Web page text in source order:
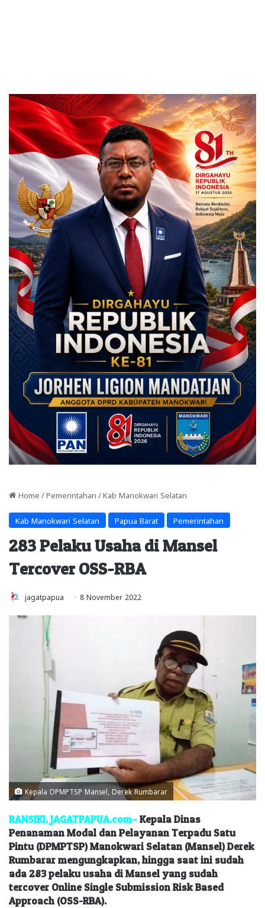
Home / Pemerintahan / Kab Manokwari Selatan
Kab Manokwari Selatan Papua Barat Pemerintahan
283 Pelaku Usaha di Mansel
Tercover OSS-RBA
jagatpapua 8 November 2022
Kepala DPMPTSP Mansel, Derek Rumbarar
RANSIKI, JAGATPAPUA.com–Kepala Dinas
Penanaman Modal dan Pelayanan Terpadu Satu
Pintu (DPMPTSP) Manokwari Selatan (Mansel) Derek
Rumbarar mengungkapkan, hingga saat ini sudah
ada 283 pelaku usaha di Mansel yang sudah
tercover Online Single Submission Risk Based
Approach (OSS-RBA).